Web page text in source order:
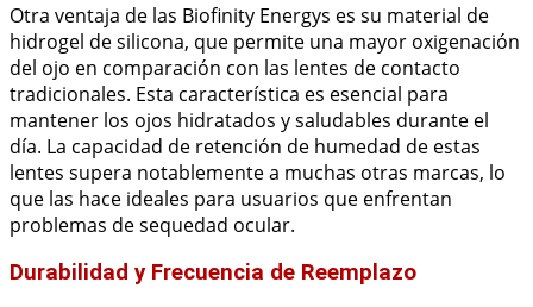
Otra ventaja de las Biofinity Energys es su material de
hidrogel de silicona, que permite una mayor oxigenación
del ojo en comparación con las lentes de contacto
tradicionales. Esta característica es esencial para
mantener los ojos hidratados y saludables durante el
día. La capacidad de retención de humedad de estas
lentes supera notablemente a muchas otras marcas, lo
que las hace ideales para usuarios que enfrentan
problemas de sequedad ocular.
Durabilidad y Frecuencia de Reemplazo